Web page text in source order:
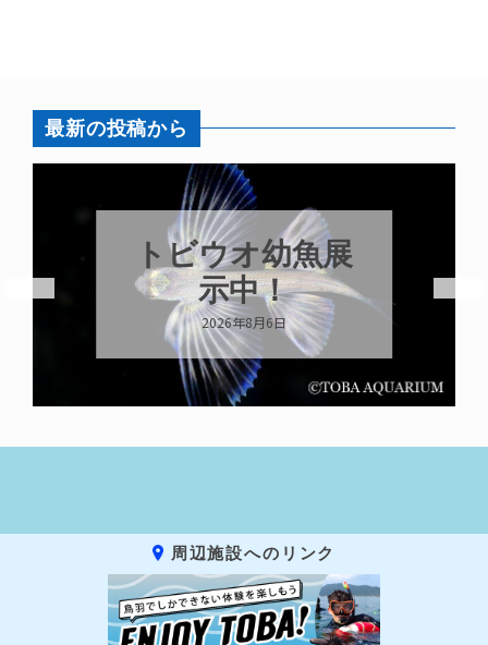
最新の投稿から
トビウオ幼魚展
示中！
2026年8月6日
周辺施設へのリンク